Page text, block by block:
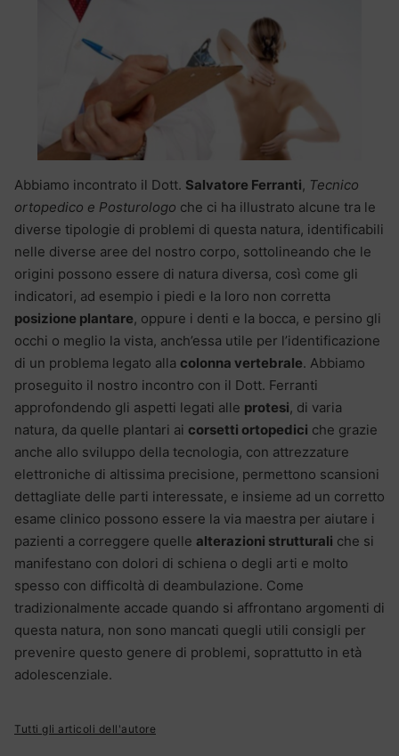
Abbiamo incontrato il Dott. Salvatore Ferranti, Tecnico
ortopedico e Posturologo che ci ha illustrato alcune tra le
diverse tipologie di problemi di questa natura, identificabili
nelle diverse aree del nostro corpo, sottolineando che le
origini possono essere di natura diversa, così come gli
indicatori, ad esempio i piedi e la loro non corretta
posizione plantare, oppure i denti e la bocca, e persino gli
occhi o meglio la vista, anch’essa utile per l’identificazione
di un problema legato alla colonna vertebrale. Abbiamo
proseguito il nostro incontro con il Dott. Ferranti
approfondendo gli aspetti legati alle protesi, di varia
natura, da quelle plantari ai corsetti ortopedici che grazie
anche allo sviluppo della tecnologia, con attrezzature
elettroniche di altissima precisione, permettono scansioni
dettagliate delle parti interessate, e insieme ad un corretto
esame clinico possono essere la via maestra per aiutare i
pazienti a correggere quelle alterazioni strutturali che si
manifestano con dolori di schiena o degli arti e molto
spesso con difficoltà di deambulazione. Come
tradizionalmente accade quando si affrontano argomenti di
questa natura, non sono mancati quegli utili consigli per
prevenire questo genere di problemi, soprattutto in età
adolescenziale.
Tutti gli articoli dell'autore